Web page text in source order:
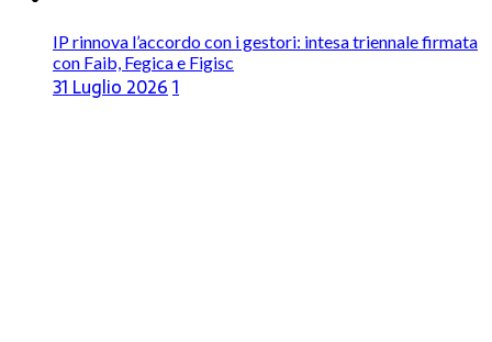
IP rinnova l’accordo con i gestori: intesa triennale firmata
con Faib, Fegica e Figisc
31 Luglio 20261